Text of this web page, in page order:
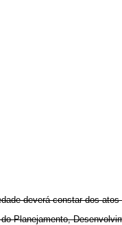
deverá constar dos
Planejamento,